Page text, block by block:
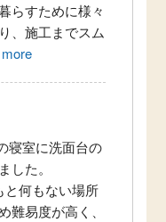
らすために様々
、施工までスム
寝室に洗面台の
した。
と何もない場所
難易度が高く、